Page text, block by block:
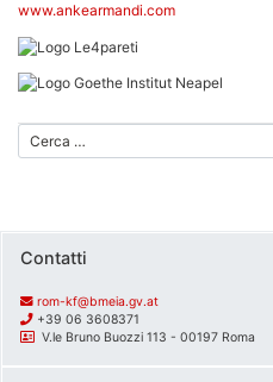
www.ankearmandi.com
Contatti
rom-kf@bmeia.gv.at
+39 06 3608371
V.le Bruno Buozzi 113 - 00197 Roma